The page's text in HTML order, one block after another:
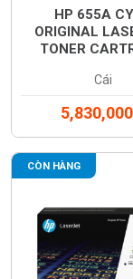
HP 655A
ORIGINAL
TONER
Cái
5,830,000
CÒN HÀNG